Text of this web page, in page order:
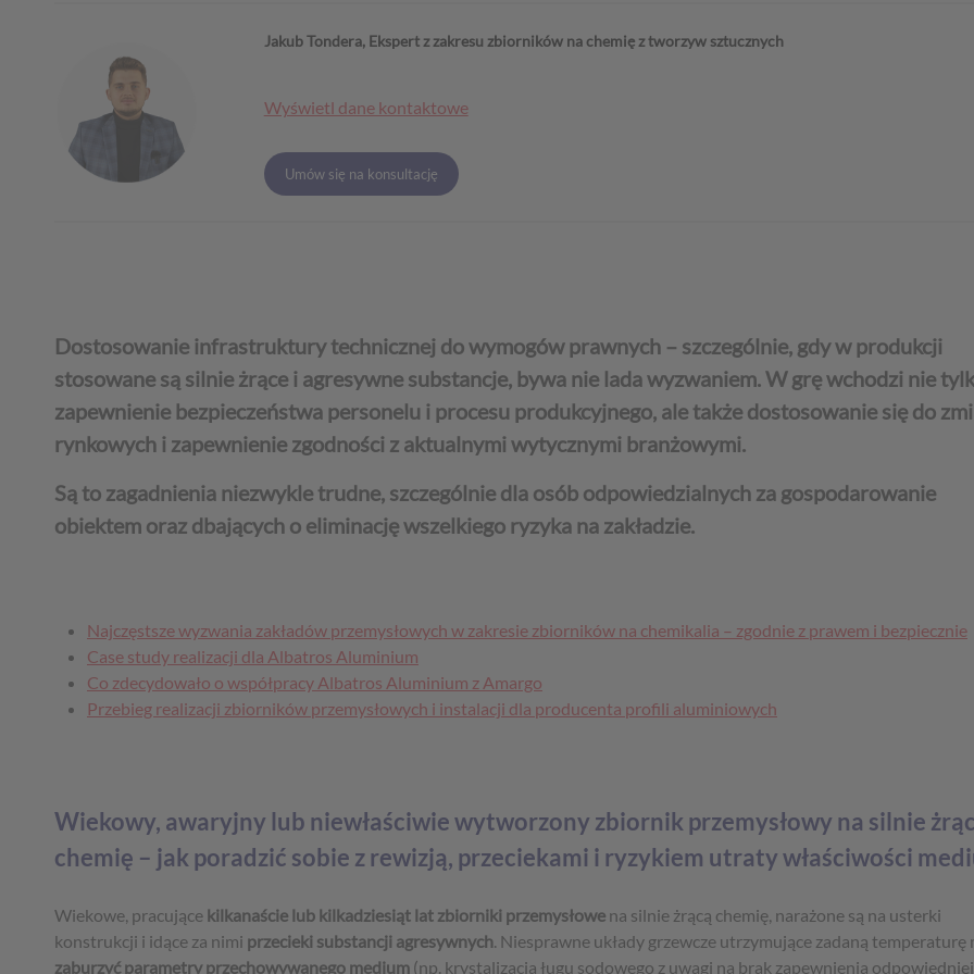
Jakub Tondera, Ekspert z zakresu zbiorników na chemię z tworzyw sztucznych
Wyświetl dane kontaktowe
Umów się na konsultację
Dostosowanie infrastruktury technicznej do wymogów prawnych – szczególnie, gdy w produkcji
stosowane są silnie żrące i agresywne substancje, bywa nie lada wyzwaniem. W grę wchodzi nie
zapewnienie bezpieczeństwa personelu i procesu produkcyjnego, ale także dostosowanie się do
rynkowych i zapewnienie zgodności z aktualnymi wytycznymi branżowymi.
Są to zagadnienia niezwykle trudne, szczególnie dla osób odpowiedzialnych za gospodarowanie
obiektem oraz dbających o eliminację wszelkiego ryzyka na zakładzie.
Najczęstsze wyzwania zakładów przemysłowych w zakresie zbiorników na chemikalia – zgodnie z prawem i bezpiecznie
Case study realizacji dla Albatros Aluminium
Co zdecydowało o współpracy Albatros Aluminium z Amargo
Przebieg realizacji zbiorników przemysłowych i instalacji dla producenta profili aluminiowych
Wiekowy, awaryjny lub niewłaściwie wytworzony zbiornik przemysłowy na silnie
chemię – jak poradzić sobie z rewizją, przeciekami i ryzykiem utraty właściwości
Wiekowe, pracujące kilkanaście lub kilkadziesiąt lat zbiorniki przemysłowe na silnie żrącą chemię, narażone są na usterki
konstrukcji i idące za nimi przecieki substancji agresywnych. Niesprawne układy grzewcze utrzymujące zadaną temperaturę
zaburzyć parametry przechowywanego medium (np. krystalizacja ługu sodowego z uwagi na brak zapewnienia odpowiedniej